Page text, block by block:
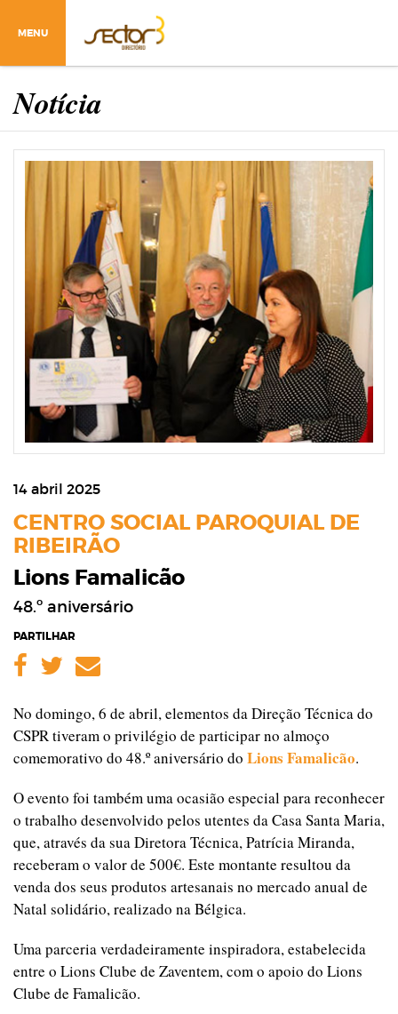
MENU
Notícia
14 abril 2025
CENTRO SOCIAL PAROQUIAL DE
RIBEIRÃO
Lions Famalicão
48.º aniversário
PARTILHAR
Facebook
Twitter
Email
No domingo, 6 de abril, elementos da Direção Técnica do
CSPR tiveram o privilégio de participar no almoço
comemorativo do 48.º aniversário do Lions Famalicão.
O evento foi também uma ocasião especial para reconhecer
o trabalho desenvolvido pelos utentes da Casa Santa Maria,
que, através da sua Diretora Técnica, Patrícia Miranda,
receberam o valor de 500€. Este montante resultou da
venda dos seus produtos artesanais no mercado anual de
Natal solidário, realizado na Bélgica.
Uma parceria verdadeiramente inspiradora, estabelecida
entre o Lions Clube de Zaventem, com o apoio do Lions
Clube de Famalicão.